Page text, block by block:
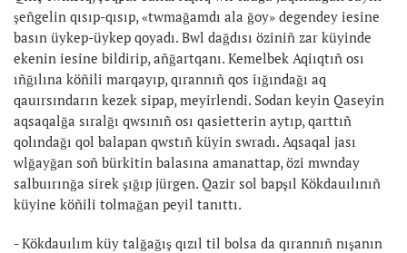
şeñgelin qısıp-qısıp, «twmağamdı ala ğoy» degendey iesine
basın üykep-üykep qoyadı. Bwl dağdısı öziniñ zar küyinde
ekenin iesine bildirip, añğartqanı. Kemelbek Aqiıqtıñ osı
ıñğılına köñili marqayıp, qırannıñ qos iığındağı aq
qauırsındarın kezek sipap, meyirlendi. Sodan keyin Qaseyin
aqsaqalğa sıralğı qwsınıñ osı qasietterin aytıp, qarttıñ
qolındağı qol balapan qwstıñ küyin swradı. Aqsaqal jası
wlğayğan soñ bürkitin balasına amanattap, özi mwnday
salbuırınğa sirek şığıp jürgen. Qazir sol bapşıl Kökdauılınıñ
küyine köñili tolmağan peyil tanıttı.
- Kökdauılım küy talğağış qızıl til bolsa da qırannıñ nışanın